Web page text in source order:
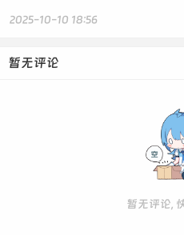
2025-10-10 18:56
暂无评论
暂无评论,